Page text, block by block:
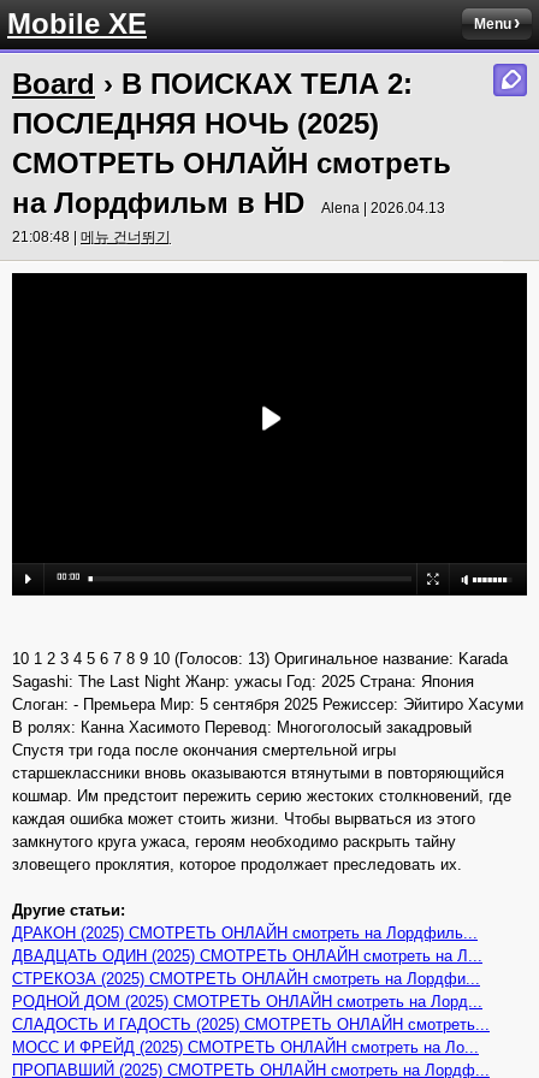
Mobile XE Menu
Board › В ПОИСКАХ ТЕЛА 2:
ПОСЛЕДНЯЯ НОЧЬ (2025)
СМОТРЕТЬ ОНЛАЙН смотреть
на Лордфильм в HD
Alena | 2026.04.13
21:08:48 | 메뉴 건너뛰기
10 1 2 3 4 5 6 7 8 9 10 (Голосов: 13) Оригинальное название: Karada
Sagashi: The Last Night Жанр: ужасы Год: 2025 Страна: Япония
Слоган: - Премьера Мир: 5 сентября 2025 Режиссер: Эйитиро Хасуми
В ролях: Канна Хасимото Перевод: Многоголосый закадровый
Спустя три года после окончания смертельной игры
старшеклассники вновь оказываются втянутыми в повторяющийся
кошмар. Им предстоит пережить серию жестоких столкновений, где
каждая ошибка может стоить жизни. Чтобы вырваться из этого
замкнутого круга ужаса, героям необходимо раскрыть тайну
зловещего проклятия, которое продолжает преследовать их.
Другие статьи:
ДРАКОН (2025) СМОТРЕТЬ ОНЛАЙН смотреть на Лордфиль...
ДВАДЦАТЬ ОДИН (2025) СМОТРЕТЬ ОНЛАЙН смотреть на Л...
СТРЕКОЗА (2025) СМОТРЕТЬ ОНЛАЙН смотреть на Лордфи...
РОДНОЙ ДОМ (2025) СМОТРЕТЬ ОНЛАЙН смотреть на Лорд...
СЛАДОСТЬ И ГАДОСТЬ (2025) СМОТРЕТЬ ОНЛАЙН смотреть...
МОСС И ФРЕЙД (2025) СМОТРЕТЬ ОНЛАЙН смотреть на Ло...
ПРОПАВШИЙ (2025) СМОТРЕТЬ ОНЛАЙН смотреть на Лордф...